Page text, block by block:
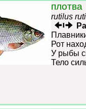
плотва
rutilus
Рот
У рыбы
Тело